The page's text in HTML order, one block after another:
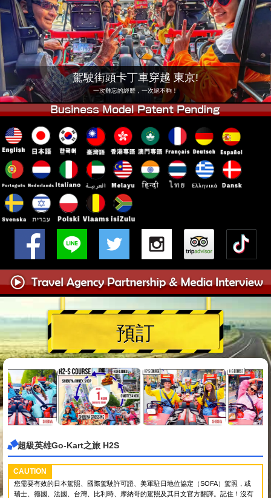
東京 品川 #1 東京 秋葉原 #1
東京 秋葉原 #2 東京 澀谷
東京 澀谷附店 東京灣
東京 淺草 大阪
沖繩
駕駛街頭卡丁車穿越 東京!
一次難忘的經歷，一次絕不夠！
預訂
超級英雄Go-Kart之旅 H2S
CAUTION
您需要有效的日本駕照、國際駕駛許可證、美軍駐日地位協定（SOFA）駕照，或
瑞士、德國、法國、台灣、比利時、摩納哥的駕照及其日文官方翻譯。記住！沒有